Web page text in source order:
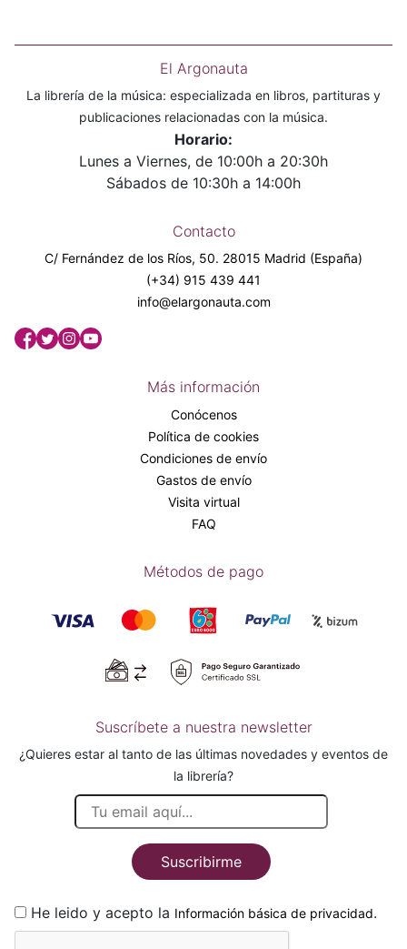
El Argonauta
La librería de la música: especializada en libros, partituras y
publicaciones relacionadas con la música.
Horario:
Lunes a Viernes, de 10:00h a 20:30h
Sábados de 10:30h a 14:00h
Contacto
C/ Fernández de los Ríos, 50. 28015 Madrid (España)
(+34) 915 439 441
info@elargonauta.com
Más información
Conócenos
Política de cookies
Condiciones de envío
Gastos de envío
Visita virtual
FAQ
Métodos de pago
Suscríbete a nuestra newsletter
¿Quieres estar al tanto de las últimas novedades y eventos de
la librería?
Suscribirme
He leido y acepto la Información básica de privacidad.